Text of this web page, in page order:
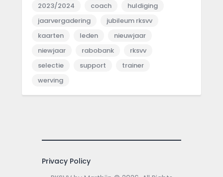
2023/2024 coach
huldiging
jaarvergadering
jubileum rksvv
kaarten
leden
nieuwjaar
niewjaar
rabobank
rksvv
selectie
support
trainer
werving
Privacy Policy